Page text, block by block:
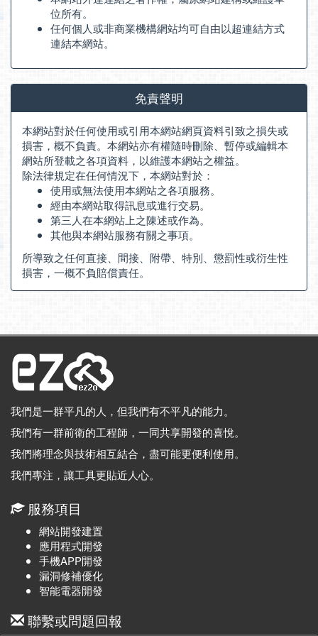
位所有。
任何個人或非商業機構網站均可自由以超連結方式
連結本網站。
免責聲明
本網站對於任何使用或引用本網站網頁資料引致之損失或
損害，概不負責。本網站亦有權隨時刪除、暫停或編輯本
網站所登載之各項資料，以維護本網站之權益。
除法律規定在任何情況下，本網站對於：
使用或無法使用本網站之各項服務。
經由本網站取得訊息或進行交易。
第三人在本網站上之陳述或作為。
其他與本網站服務有關之事項。
所導致之任何直接、間接、附帶、特別、懲罰性或衍生性
損害，一概不負賠償責任。
我們是一群平凡的人，但我們有不平凡的能力。
我們有一群前衛的工程師，一同共享開發的喜悅。
我們將理念與技術相互結合，盡可能更便利使用。
我們專注，讓工具更貼近人心。
服務項目
網站開發建置
應用程式開發
手機APP開發
漏洞修補優化
智能電器開發
聯繫或問題回報